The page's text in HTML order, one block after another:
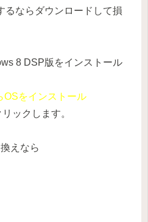
るならダウンロードして損
8 DSP版をインストール
OSをインストール
ックします。
えなら